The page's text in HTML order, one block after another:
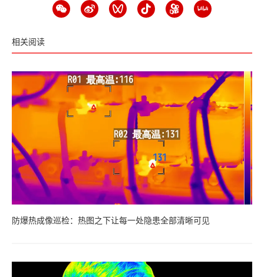
相关阅读
防爆热成像巡检：热图之下让每一处隐患全部清晰可见